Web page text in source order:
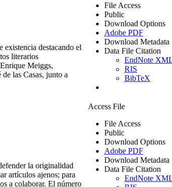
destacando el
literarios
Meiggs,
las Casas, junto a
File Access
Public
Download Options
Adobe PDF
Download Metadata
Data File Citation
EndNote
RIS
BibTeX
la originalidad
artículos ajenos; para
a colaborar. El número
Access File
File Access
Public
Download Options
Adobe PDF
Download Metadata
Data File Citation
EndNote